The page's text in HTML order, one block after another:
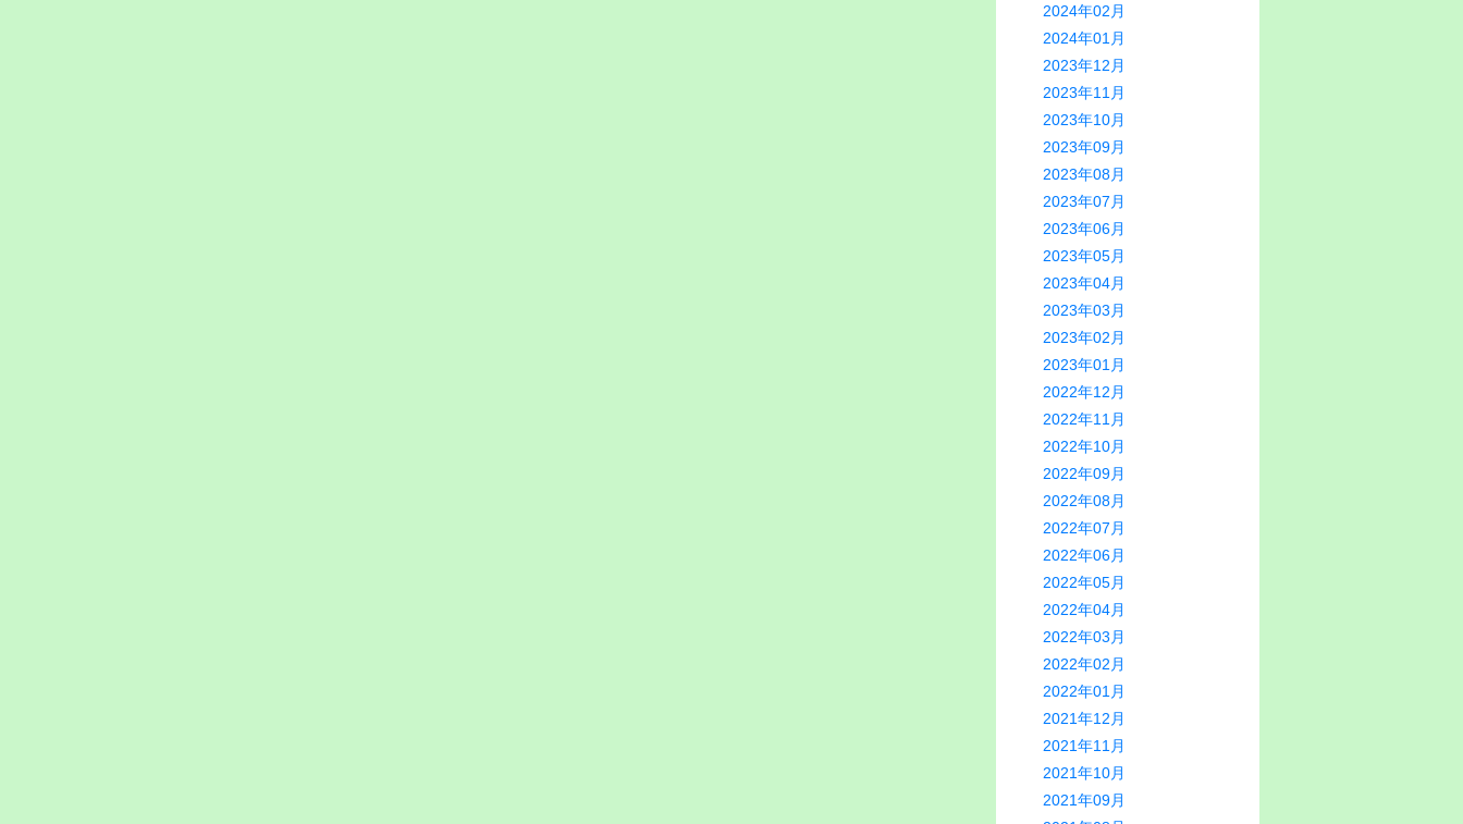
2024年02月
2024年01月
2023年12月
2023年11月
2023年10月
2023年09月
2023年08月
2023年07月
2023年06月
2023年05月
2023年04月
2023年03月
2023年02月
2023年01月
2022年12月
2022年11月
2022年10月
2022年09月
2022年08月
2022年07月
2022年06月
2022年05月
2022年04月
2022年03月
2022年02月
2022年01月
2021年12月
2021年11月
2021年10月
2021年09月